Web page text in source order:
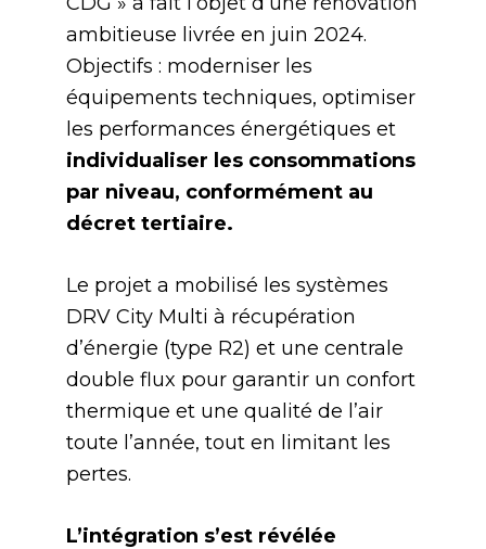
ambitieuse livrée en juin 2024.
Objectifs : moderniser les
équipements techniques, optimiser
les performances énergétiques et
individualiser les consommations
par niveau, conformément au
décret tertiaire.
Le projet a mobilisé les systèmes
DRV City Multi à récupération
d’énergie (type R2) et une centrale
double flux pour garantir un confort
thermique et une qualité de l’air
toute l’année, tout en limitant les
pertes.
L’intégration s’est révélée